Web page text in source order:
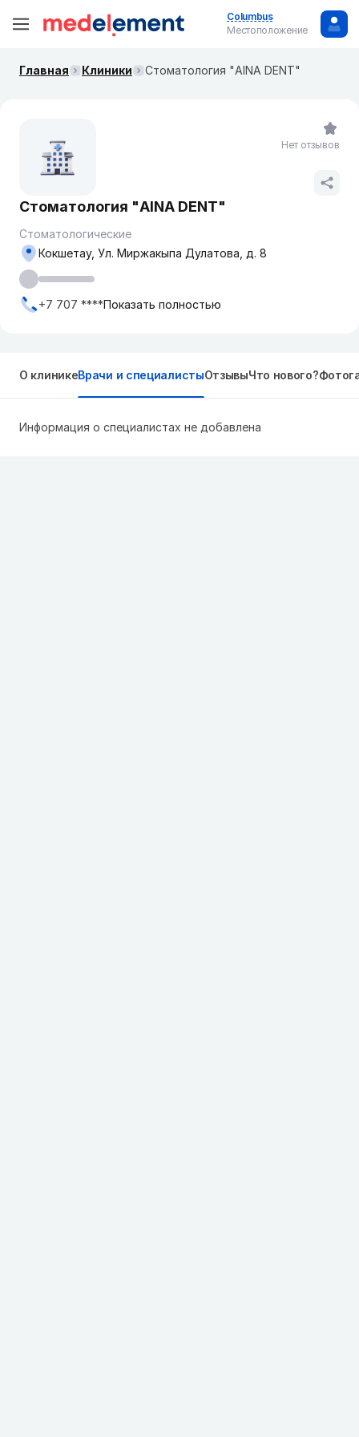
Columbus
Местоположение
Главная Клиники Стоматология "AINA DENT"
Стоматология "AINA DENT"
Стоматологические
Кокшетау, ​Ул. Миржакыпа Дулатова, д. 8​
+7 707 ****Показать полностью
Нет отзывов
О клиникеВрачи и специалистыОтзывыЧто нового?
Информация о специалистах не добавлена